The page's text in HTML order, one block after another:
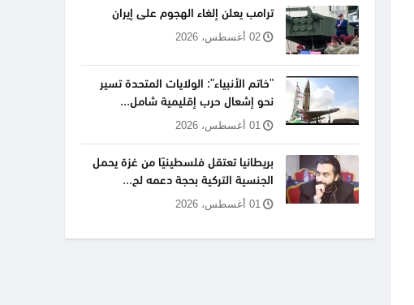
ترامب يعلن إلغاء الهجوم على إيران
02 أغسطس، 2026
"خاتم الأنبياء": الولايات المتحدة تسير
نحو إشعال حرب إقليمية شامل...
01 أغسطس، 2026
بريطانيا تعتقل فلسطينيًا من غزة يحمل
الجنسية التركية بحجة دعمه لح...
01 أغسطس، 2026